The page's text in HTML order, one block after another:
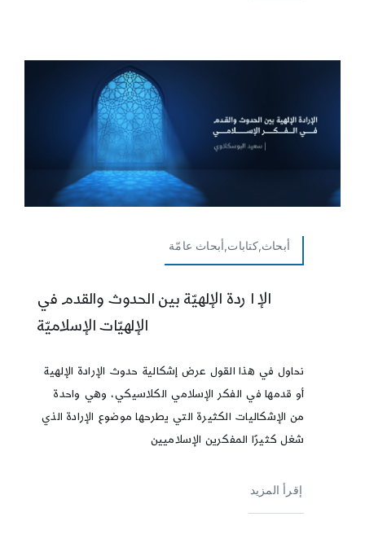
أبحاث,كتابات,أبحاث عامّة
الإ ا ردة الإلهيّة بين الحدوث والقدم في
الإلهيّات الإسلاميّة
نحاول في هذا القول عرض إشكالية حدوث الإرادة الإلهية
أو قدمها في الفكر الإسلامي الكلاسيكي، وهي واحدة
من الإشكاليات الكثيرة التي يطرحها موضوع الإرادة الذي
شغل كثيرًا المفكرين الإسلاميين
إقرأ المزيد